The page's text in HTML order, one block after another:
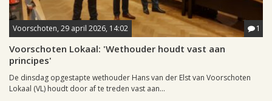
Voorschoten, 29 april 2026, 14:02 1
Voorschoten Lokaal: 'Wethouder houdt vast aan
principes'
De dinsdag opgestapte wethouder Hans van der Elst van Voorschoten
Lokaal (VL) houdt door af te treden vast aan...